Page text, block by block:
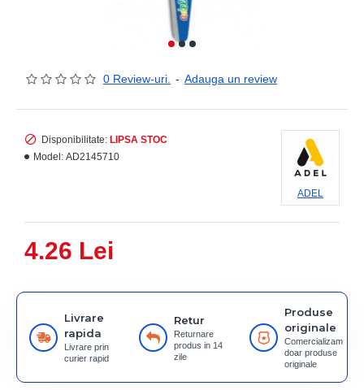
0 Review-uri. - Adauga un review
4.26 Lei
Disponibilitate: LIPSA STOC
Model: AD2145710
ADEL
Livrare
rapida
Livrare prin
curier rapid
Retur
Returnare
produs in 14
zile
Produse
originale
Comercializam
doar produse
originale